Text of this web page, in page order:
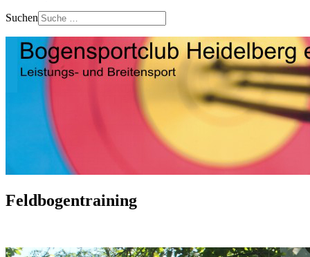
Suchen
Feldbogentraining